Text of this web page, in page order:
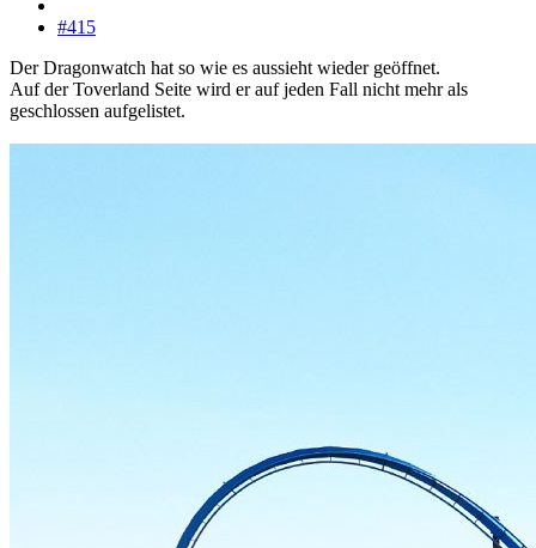
#415
Der Dragonwatch hat so wie es aussieht wieder geöffnet.
Auf der Toverland Seite wird er auf jeden Fall nicht mehr als
geschlossen aufgelistet.